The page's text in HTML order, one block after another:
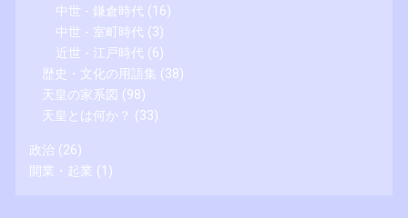
中世 - 鎌倉時代 (16)
中世 - 室町時代 (3)
近世 - 江戸時代 (6)
歴史・文化の用語集 (38)
天皇の家系図 (98)
天皇とは何か？ (33)
政治 (26)
開業・起業 (1)